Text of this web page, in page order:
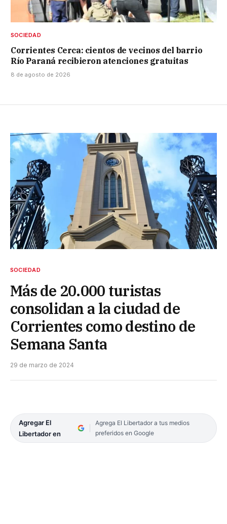
SOCIEDAD
Corrientes Cerca: cientos de vecinos del barrio
Río Paraná recibieron atenciones gratuitas
8 de agosto de 2026
SOCIEDAD
Más de 20.000 turistas
consolidan a la ciudad de
Corrientes como destino de
Semana Santa
29 de marzo de 2024
Agregar El
Libertador en
Agrega El Libertador a tus medios
preferidos en Google